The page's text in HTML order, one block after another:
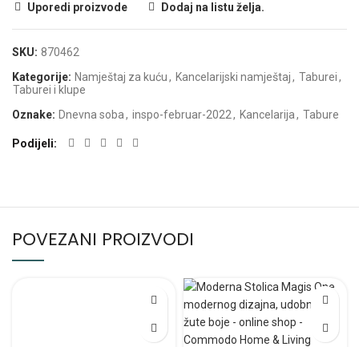
Uporedi proizvode Dodaj na listu želja.
SKU: 870462
Kategorije: Namještaj za kuću, Kancelarijski namještaj, Taburei,
Taburei i klupe
Oznake: Dnevna soba, inspo-februar-2022, Kancelarija, Tabure
Podijeli
POVEZANI PROIZVODI